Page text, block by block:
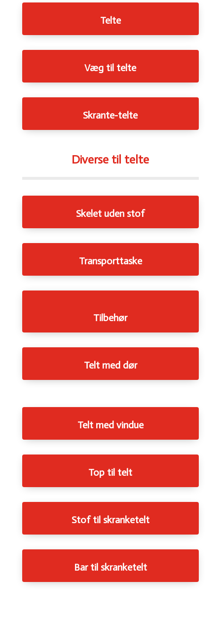
Telte
Væg til telte
Skrante-telte
Diverse til telte
Skelet uden stof
Transporttaske
Tilbehør
Telt med dør
Telt med vindue
Top til telt
Stof til skranketelt
Bar til skranketelt